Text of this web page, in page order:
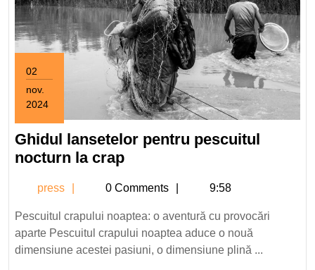
02
nov.
2024
noiembrie
2024
Ghidul lansetelor pentru pescuitul
nocturn la crapGhidul
pentru
pescuitul
nocturn
la
press press0 Comments 9:58
Pescuitul crapului noaptea: o aventură cu provocări
aparte Pescuitul crapului noaptea aduce o nouă
dimensiune acestei pasiuni, o dimensiune plină ...